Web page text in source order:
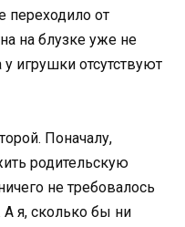
переходило от
на блузке уже не
игрушки отсутствуют
Поначалу,
родительскую
не требовалось
А я, сколько бы ни